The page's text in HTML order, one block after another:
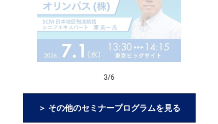
3/6
＞ その他のセミナープログラムを見る